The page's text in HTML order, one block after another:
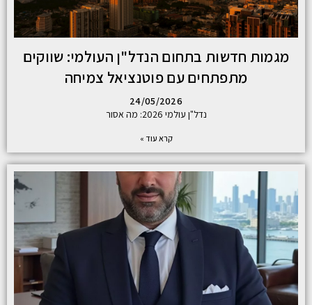
מגמות חדשות בתחום הנדל"ן העולמי: שווקים
מתפתחים עם פוטנציאל צמיחה
24/05/2026
נדל"ן עולמי 2026: מה אסור
קרא עוד »